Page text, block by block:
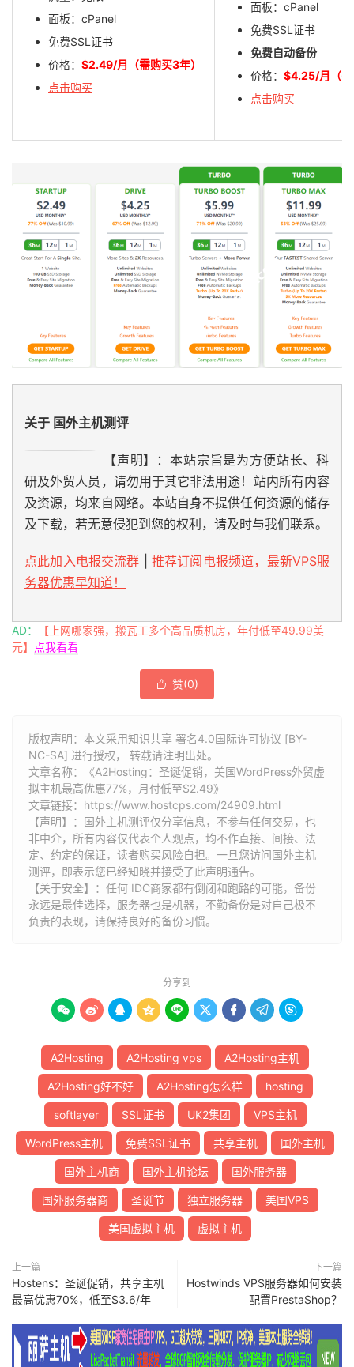
面板：cPanel
免费SSL证书
价格： $2.49/月（需购买3年）
点击购买
面板：cPanel
免费SSL证书
免费自动备份
价格： $4.25/月（
点击购买
关于 国外主机测评
【声明】：本站宗旨是为方便站长、科
研及外贸人员，请勿用于其它非法用途！站内所有内容
及资源，均来自网络。本站自身不提供任何资源的储存
及下载，若无意侵犯到您的权利，请及时与我们联系。
点此加入电报交流群
推荐订阅电报频道，最新VPS服
务器优惠早知道！
AD：
【上网哪家强，搬瓦工多个高品质机房，年付低至49.99美
元】
点我看看
 赞(0)
版权声明：本文采用知识共享 署名4.0国际许可协议 [BY-
NC-SA] 进行授权， 转载请注明出处。
文章名称：《A2Hosting：圣诞促销，美国WordPress外贸虚
拟主机最高优惠77%，月付低至$2.49》
文章链接： https://www.hostcps.com/24909.html
【声明】：国外主机测评仅分享信息，不参与任何交易，也
非中介，所有内容仅代表个人观点，均不作直接、间接、法
定、约定的保证，读者购买风险自担。一旦您访问国外主机
测评，即表示您已经知晓并接受了此声明通告。
【关于安全】：任何 IDC商家都有倒闭和跑路的可能，备份
永远是最佳选择，服务器也是机器，不勤备份是对自己极不
负责的表现，请保持良好的备份习惯。
分享到
        
A2Hosting A2Hosting vps A2Hosting主机
A2Hosting好不好 A2Hosting怎么样 hosting
softlayer SSL证书 UK2集团 VPS主机
WordPress主机 免费SSL证书 共享主机 国外主机
国外主机商 国外主机论坛 国外服务器
国外服务器商 圣诞节 独立服务器 美国VPS
美国虚拟主机 虚拟主机
上一篇
Hostens：圣诞促销，共享主机
最高优惠70%，低至$3.6/年
下一篇
Hostwinds VPS服务器如何安装
配置PrestaShop？